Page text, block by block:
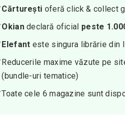
Cărturești oferă click & collect
Okiandeclară oficial peste
Elefant este singura librărie din
Reducerile maxime văzute pe
(bundle-uri tematice)
Toate cele 6 magazine sunt